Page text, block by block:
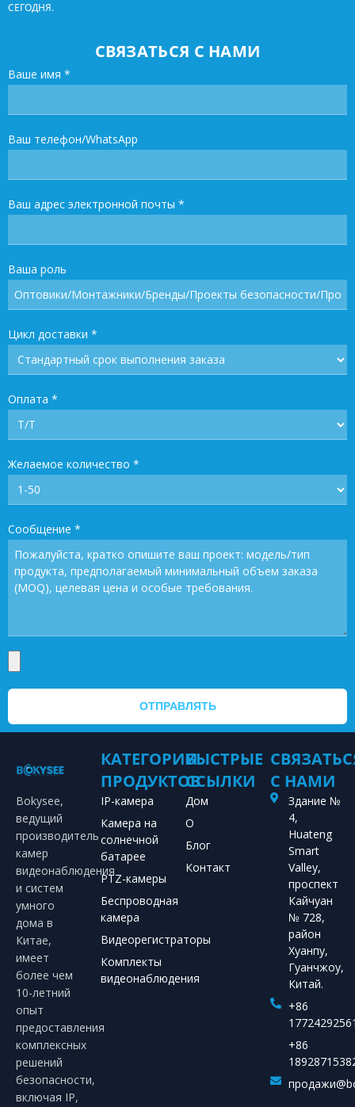
СЕГОДНЯ.
СВЯЗАТЬСЯ С НАМИ
Ваше имя *
Ваш телефон/WhatsApp
Ваш адрес электронной почты *
Ваша роль
Цикл доставки *
Оплата *
Желаемое количество *
Сообщение *
ОТПРАВЛЯТЬ
Bokysee,
ведущий
производитель
камер
видеонаблюдения
и систем
умного
дома в
Китае,
имеет
более чем
10-летний
опыт
предоставления
комплексных
решений
безопасности,
включая IP,
КАТЕГОРИИ
ПРОДУКТОВ
IP-камера
Камера на
солнечной
батарее
PTZ-камеры
Беспроводная
камера
Видеорегистраторы
Комплекты
видеонаблюдения
БЫСТРЫЕ
ССЫЛКИ
Дом
О
Блог
Контакт
С НАМИ
Здание №
4,
Huateng
Smart
Valley,
проспект
Кайчуан
№ 728,
район
Хуанпу,
Гуанчжоу,
Китай.
+86
+86